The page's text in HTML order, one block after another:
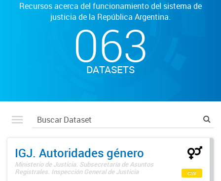
Recursos acerca del funcionamiento del sistema de
justicia de la República Argentina.
063
DATASETS
IGJ. Autoridades género
Ministerio de Justicia. Subsecretaría de Asuntos
Registrales. Inspección General de Justicia
csv